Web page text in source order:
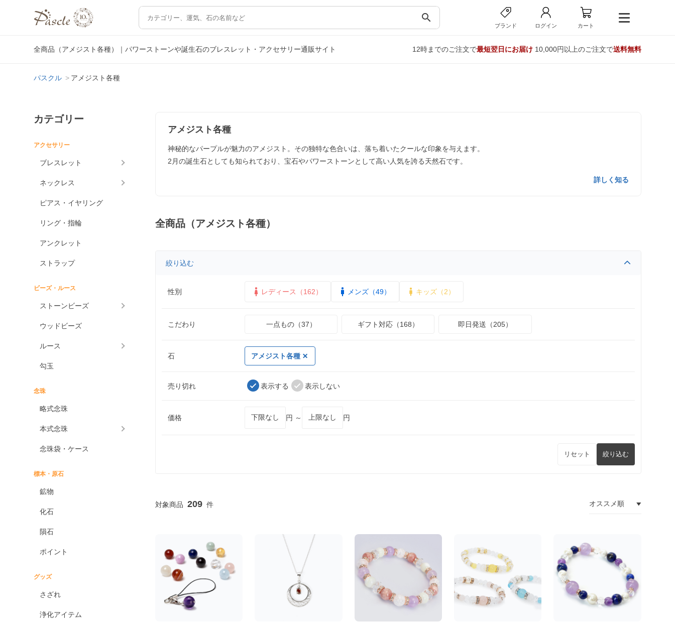
search
ブランド ログイン カート
全商品（アメジスト各種）｜パワーストーンや誕生石のブレスレット・アクセサリー通販サイト 12時までのご注文で最短翌日にお届け10,000円以上のご注文で送料無料
パスクル アメジスト各種
カテゴリー
アクセサリー
ブレスレット
ネックレス
ピアス・イヤリング
リング・指輪
アンクレット
ストラップ
ビーズ・ルース
ストーンビーズ
ウッドビーズ
ルース
勾玉
念珠
略式念珠
本式念珠
念珠袋・ケース
標本・原石
鉱物
化石
隕石
ポイント
グッズ
さざれ
浄化アイテム
アメジスト各種
神秘的なパープルが魅力のアメジスト。その独特な色合いは、落ち着いたクールな印象を与えます。
2月の誕生石としても知られており、宝石やパワーストーンとして高い人気を誇る天然石です。
詳しく知る
全商品（アメジスト各種）
絞り込む
性別 レディース（162） メンズ（49） キッズ（2）
こだわり 一点もの（37） ギフト対応（168） 即日発送（205）
石 アメジスト各種
売り切れ 表示する 表示しない
価格 円 ～ 円
リセット 絞り込む
209